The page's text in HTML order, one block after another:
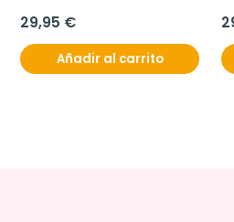
29,95 €
Añadir al carrito